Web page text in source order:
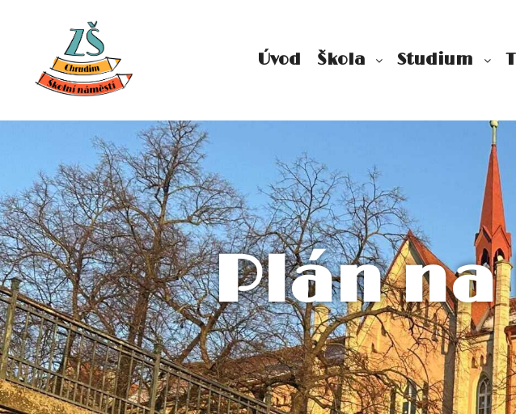
Úvod Škola Studium
Plán na